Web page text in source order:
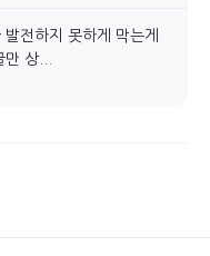
전하지 못하게 막는게
상...